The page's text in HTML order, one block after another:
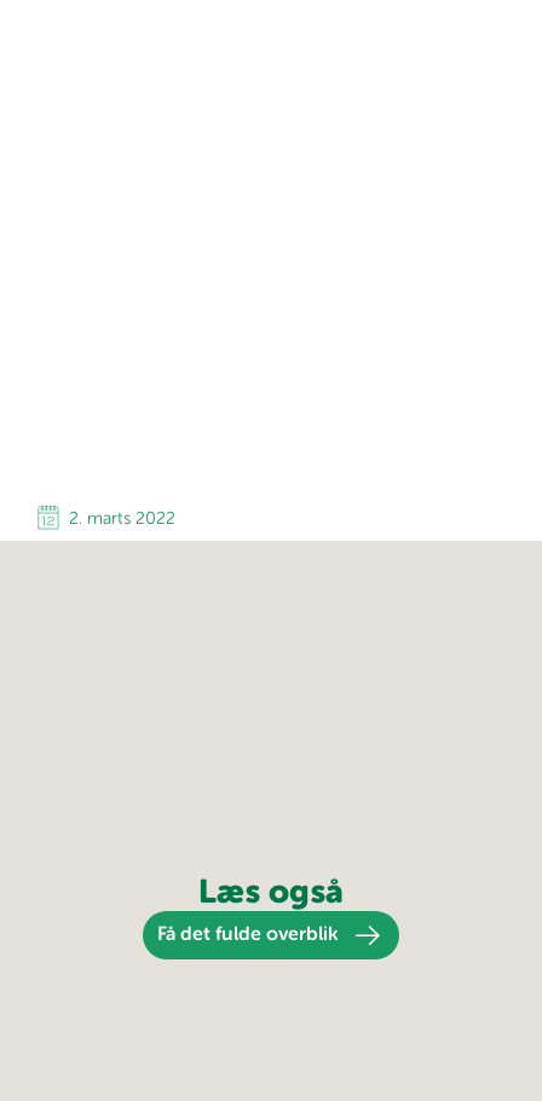
2. marts 2022
Læs også
Få det fulde overblik